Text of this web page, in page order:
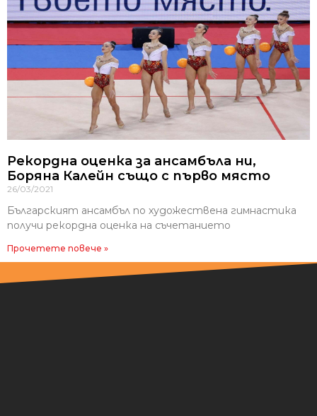
Рекордна оценка за ансамбъла ни,
Боряна Калейн също с първо място
26/03/2021
Българският ансамбъл по художествена гимнастика
получи рекордна оценка на съчетанието
Прочетете повече »